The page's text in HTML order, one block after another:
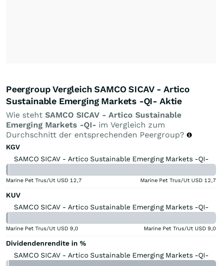
Peergroup Vergleich SAMCO SICAV - Artico
Sustainable Emerging Markets -QI- Aktie
Wie steht SAMCO SICAV - Artico Sustainable
Emerging Markets -QI- im Vergleich zum
Durchschnitt der entsprechenden Peergroup?
KGV
SAMCO SICAV - Artico Sustainable Emerging Markets -QI-
Marine Pet Trus/Ut USD 12,7 Marine Pet Trus/Ut USD 12,7
KUV
SAMCO SICAV - Artico Sustainable Emerging Markets -QI-
Marine Pet Trus/Ut USD 9,0 Marine Pet Trus/Ut USD 9,0
Dividendenrendite in %
SAMCO SICAV - Artico Sustainable Emerging Markets -QI-